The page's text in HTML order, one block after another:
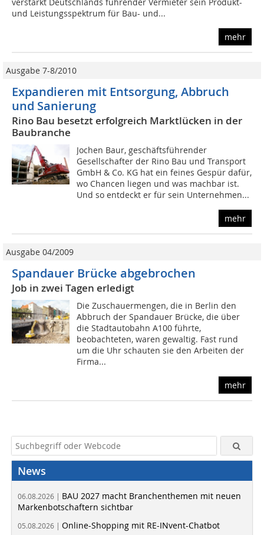
und Leistungsspektrum für Bau- und...
mehr
Ausgabe 7-8/2010
Expandieren mit Entsorgung, Abbruch
und Sanierung
Rino Bau besetzt erfolgreich Marktlücken in der
Baubranche
Jochen Baur, geschäftsführender
Gesellschafter der Rino Bau und Transport
GmbH & Co. KG hat ein feines Gespür dafür,
wo Chancen liegen und was machbar ist.
Und so entdeckt er für sein Unternehmen...
mehr
Ausgabe 04/2009
Spandauer Brücke abgebrochen
Job in zwei Tagen erledigt
Die Zuschauermengen, die in Berlin den
Abbruch der Spandauer Brücke, die über
die Stadtautobahn A100 führte,
beobachteten, waren gewaltig. Fast rund
um die Uhr schauten sie den Arbeiten der
Firma...
mehr
News
06.08.2026 | BAU 2027 macht Branchenthemen mit neuen
Markenbotschaftern sichtbar
05.08.2026 | Online-Shopping mit RE-INvent-Chatbot